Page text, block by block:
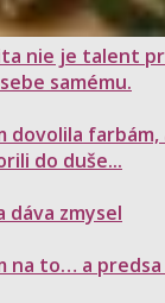
nie je talent
samému.
dovolila
do duše...
dáva zmysel
na to… a